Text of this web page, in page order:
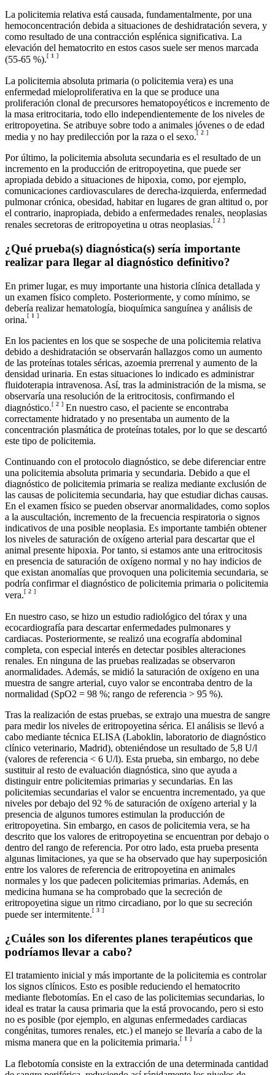
La policitemia relativa está causada, fundamentalmente, por una
hemoconcentración debida a situaciones de deshidratación severa, y
como resultado de una contracción esplénica significativa. La
elevación del hematocrito en estos casos suele ser menos marcada
(55-65 %).[ 1 ]
La policitemia absoluta primaria (o policitemia vera) es una
enfermedad mieloproliferativa en la que se produce una
proliferación clonal de precursores hematopoyéticos e incremento de
la masa eritrocitaria, todo ello independientemente de los niveles de
eritropoyetina. Se atribuye sobre todo a animales jóvenes o de edad
media y no hay predilección por la raza o el sexo.[ 2 ]
Por último, la policitemia absoluta secundaria es el resultado de un
incremento en la producción de eritropoyetina, que puede ser
apropiada debido a situaciones de hipoxia, como, por ejemplo,
comunicaciones cardiovasculares de derecha-izquierda, enfermedad
pulmonar crónica, obesidad, habitar en lugares de gran altitud o, por
el contrario, inapropiada, debido a enfermedades renales, neoplasias
renales secretoras de eritropoyetina u otras neoplasias.[ 2 ]
¿Qué prueba(s) diagnóstica(s) sería importante
realizar para llegar al diagnóstico definitivo?
En primer lugar, es muy importante una historia clínica detallada y
un examen físico completo. Posteriormente, y como mínimo, se
debería realizar hematología, bioquímica sanguínea y análisis de
orina.[ 1 ]
En los pacientes en los que se sospeche de una policitemia relativa
debido a deshidratación se observarán hallazgos como un aumento
de las proteínas totales séricas, azoemia prerrenal y aumento de la
densidad urinaria. En estas situaciones lo indicado es administrar
fluidoterapia intravenosa. Así, tras la administración de la misma, se
observaría una resolución de la eritrocitosis, confirmando el
diagnóstico.[ 2 ] En nuestro caso, el paciente se encontraba
correctamente hidratado y no presentaba un aumento de la
concentración plasmática de proteínas totales, por lo que se descartó
este tipo de policitemia.
Continuando con el protocolo diagnóstico, se debe diferenciar entre
una policitemia absoluta primaria y secundaria. Debido a que el
diagnóstico de policitemia primaria se realiza mediante exclusión de
las causas de policitemia secundaria, hay que estudiar dichas causas.
En el examen físico se pueden observar anormalidades, como soplos
a la auscultación, incremento de la frecuencia respiratoria o signos
indicativos de una posible neoplasia. Es importante también obtener
los niveles de saturación de oxígeno arterial para descartar que el
animal presente hipoxia. Por tanto, si estamos ante una eritrocitosis
en presencia de saturación de oxígeno normal y no hay indicios de
que existan anomalías que provoquen una policitemia secundaria, se
podría confirmar el diagnóstico de policitemia primaria o policitemia
vera.[ 2 ]
En nuestro caso, se hizo un estudio radiológico del tórax y una
ecocardiografía para descartar enfermedades pulmonares y
cardiacas. Posteriormente, se realizó una ecografía abdominal
completa, con especial interés en detectar posibles alteraciones
renales. En ninguna de las pruebas realizadas se observaron
anormalidades. Además, se midió la saturación de oxígeno en una
muestra de sangre arterial, cuyo valor se encontraba dentro de la
normalidad (SpO2 = 98 %; rango de referencia > 95 %).
Tras la realización de estas pruebas, se extrajo una muestra de sangre
para medir los niveles de eritropoyetina sérica. El análisis se llevó a
cabo mediante técnica ELISA (Laboklin, laboratorio de diagnóstico
clínico veterinario, Madrid), obteniéndose un resultado de 5,8 U/l
(valores de referencia < 6 U/l). Esta prueba, sin embargo, no debe
sustituir al resto de evaluación diagnóstica, sino que ayuda a
distinguir entre policitemias primarias y secundarias. En las
policitemias secundarias el valor se encuentra incrementado, ya que
niveles por debajo del 92 % de saturación de oxígeno arterial y la
presencia de algunos tumores estimulan la producción de
eritropoyetina. Sin embargo, en casos de policitemia vera, se ha
descrito que los valores de eritropoyetina se encuentran por debajo o
dentro del rango de referencia. Por otro lado, esta prueba presenta
algunas limitaciones, ya que se ha observado que hay superposición
entre los valores de referencia de eritropoyetina en animales
normales y los que padecen policitemias primarias. Además, en
medicina humana se ha comprobado que la secreción de
eritropoyetina sigue un ritmo circadiano, por lo que su secreción
puede ser intermitente.[ 3 ]
¿Cuáles son los diferentes planes terapéuticos que
podríamos llevar a cabo?
El tratamiento inicial y más importante de la policitemia es controlar
los signos clínicos. Esto es posible reduciendo el hematocrito
mediante flebotomías. En el caso de las policitemias secundarias, lo
ideal es tratar la causa primaria que la está provocando, pero si esto
no es posible (por ejemplo, en algunas enfermedades cardiacas
congénitas, tumores renales, etc.) el manejo se llevaría a cabo de la
misma manera que en la policitemia primaria.[ 1 ]
La flebotomía consiste en la extracción de una determinada cantidad